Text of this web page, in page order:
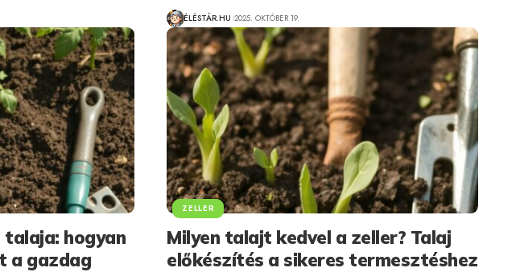
ÉLÉSTÁR.HU 2025. OKTÓBER 19.
hogyan
a gazdag
ZELLER
Milyen talajt kedvel a zeller? Talaj
előkészítés a sikeres termesztéshez